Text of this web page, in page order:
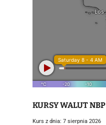
KURSY WALUT NBP
Kurs z dnia: 7 sierpnia 2026